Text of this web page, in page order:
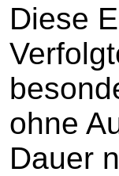
Diese
ohne
Dauer